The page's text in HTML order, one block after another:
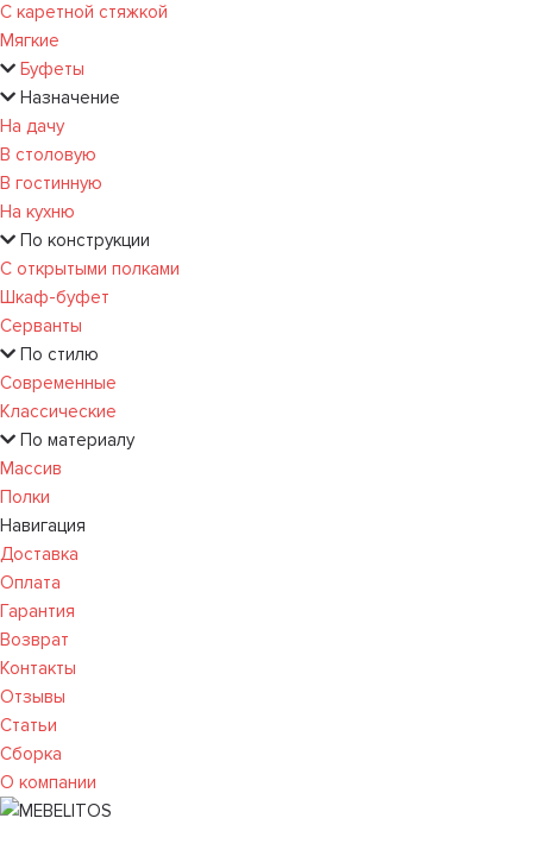
С каретной стяжкой
Мягкие
Буфеты
Назначение
На дачу
В столовую
В гостинную
На кухню
По конструкции
С открытыми полками
Шкаф-буфет
Серванты
По стилю
Современные
Классические
По материалу
Массив
Полки
Навигация
Доставка
Оплата
Гарантия
Возврат
Контакты
Отзывы
Статьи
Сборка
О компании